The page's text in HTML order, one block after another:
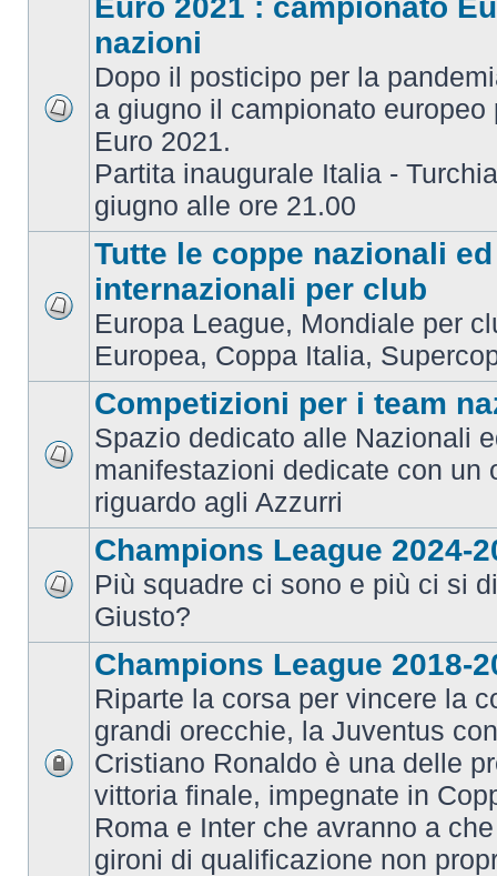
Euro 2021 : campionato
nazioni
Dopo il posticipo per la
a giugno il campionato europeo
Euro 2021.
Partita inaugurale Italia -
giugno alle ore 21.00
Tutte le coppe nazionali ed
internazionali per club
Europa League, Mondiale per
Europea, Coppa Italia,
Competizioni per i team
Spazio dedicato alle Nazionali
manifestazioni dedicate con un
riguardo agli Azzurri
Champions League 2024-
Più squadre ci sono e più ci si
Giusto?
Champions League 2018-
Riparte la corsa per vincere la
grandi orecchie, la Juventus
Cristiano Ronaldo è una delle
vittoria finale, impegnate in
Roma e Inter che avranno a
gironi di qualificazione non